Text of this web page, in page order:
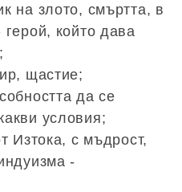
на злото, смъртта, в
който дава
щастие;
да се
условия;
Изтока, с мъдрост,
-